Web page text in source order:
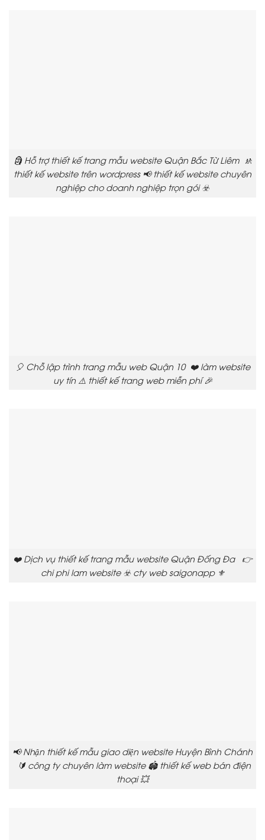
🗿 Hỗ trợ thiết kế trang mẫu website Quận Bắc Từ Liêm 🚸
thiết kế website trên wordpress 📢 thiết kế website chuyên
nghiệp cho doanh nghiệp trọn gói ☣️
🎈 Chỗ lập trình trang mẫu web Quận 10 ❤️ làm website
uy tín ⚠️ thiết kế trang web miễn phí 🎉
❤️ Dịch vụ thiết kế trang mẫu website Quận Đống Đa 👉
chi phi lam website ☣️ cty web saigonapp ⚜️
📢 Nhận thiết kế mẫu giao diện website Huyện Bình Chánh
🔰 công ty chuyên làm website 🏟️ thiết kế web bán điện
thoại 💥